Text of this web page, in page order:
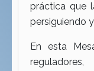
práctica que
persiguiendo
En esta